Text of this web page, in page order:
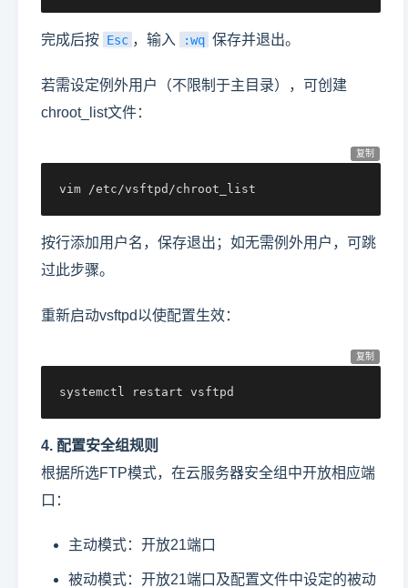
完成后按 Esc ，输入 :wq 保存并退出。
若需设定例外用户（不限制于主目录），可创建
chroot_list文件：
复制
vim /etc/vsftpd/chroot_list
按行添加用户名，保存退出；如无需例外用户，可跳
过此步骤。
重新启动vsftpd以使配置生效：
复制
systemctl restart vsftpd
4. 配置安全组规则
根据所选FTP模式，在云服务器安全组中开放相应端
口：
主动模式：开放21端口
被动模式：开放21端口及配置文件中设定的被动